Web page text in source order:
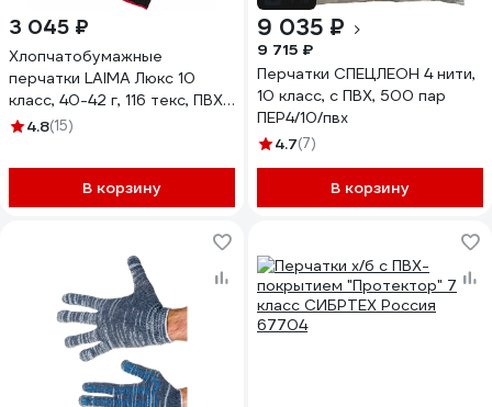
3 045 ₽
Хлопчатобумажные
перчатки LAIMA Люкс 10
класс, 40-42 г, 116 текс, ПВХ-
точка, черные, 100 пар
4.8(15)
В корзину
9 035 ₽
9 715 ₽
Перчатки СПЕЦЛЕОН 4 нити,
10 класс, с ПВХ, 500 пар
ПЕР4/10/пвх
4.7(7)
В корзину